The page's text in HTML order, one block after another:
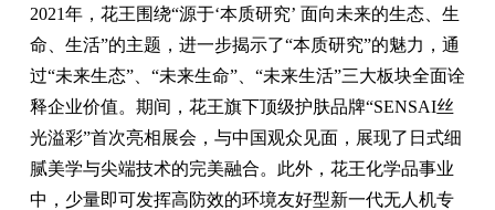
2021年，花王围绕“源于‘本质研究’ 面向未来的生态、生
命、生活”的主题，进一步揭示了“本质研究”的魅力，通
过“未来生态”、“未来生命”、“未来生活”三大板块全面诠
释企业价值。期间，花王旗下顶级护肤品牌“SENSAI丝
光溢彩”首次亮相展会，与中国观众见面，展现了日式细
腻美学与尖端技术的完美融合。此外，花王化学品事业
中，少量即可发挥高防效的环境友好型新一代无人机专